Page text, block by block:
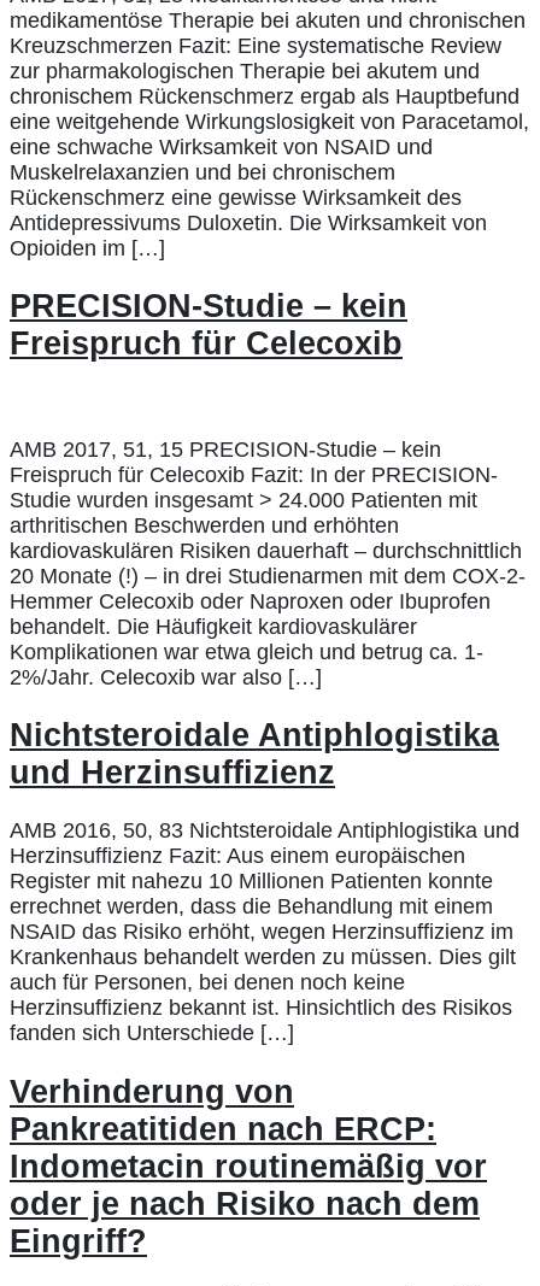
medikamentöse Therapie bei akuten und chronischen
Kreuzschmerzen Fazit: Eine systematische Review
zur pharmakologischen Therapie bei akutem und
chronischem Rückenschmerz ergab als Hauptbefund
eine weitgehende Wirkungslosigkeit von Paracetamol,
eine schwache Wirksamkeit von NSAID und
Muskelrelaxanzien und bei chronischem
Rückenschmerz eine gewisse Wirksamkeit des
Antidepressivums Duloxetin. Die Wirksamkeit von
Opioiden im […]
PRECISION-Studie – kein
Freispruch für Celecoxib
AMB 2017, 51, 15 PRECISION-Studie – kein
Freispruch für Celecoxib Fazit: In der PRECISION-
Studie wurden insgesamt > 24.000 Patienten mit
arthritischen Beschwerden und erhöhten
kardiovaskulären Risiken dauerhaft – durchschnittlich
20 Monate (!) – in drei Studienarmen mit dem COX-2-
Hemmer Celecoxib oder Naproxen oder Ibuprofen
behandelt. Die Häufigkeit kardiovaskulärer
Komplikationen war etwa gleich und betrug ca. 1-
2%/Jahr. Celecoxib war also […]
Nichtsteroidale Antiphlogistika
und Herzinsuffizienz
AMB 2016, 50, 83 Nichtsteroidale Antiphlogistika und
Herzinsuffizienz Fazit: Aus einem europäischen
Register mit nahezu 10 Millionen Patienten konnte
errechnet werden, dass die Behandlung mit einem
NSAID das Risiko erhöht, wegen Herzinsuffizienz im
Krankenhaus behandelt werden zu müssen. Dies gilt
auch für Personen, bei denen noch keine
Herzinsuffizienz bekannt ist. Hinsichtlich des Risikos
fanden sich Unterschiede […]
Verhinderung von
Pankreatitiden nach ERCP:
Indometacin routinemäßig vor
oder je nach Risiko nach dem
Eingriff?